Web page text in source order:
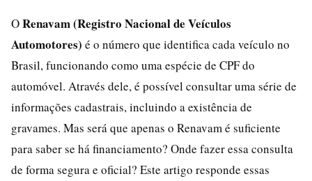
ORenavam (Registro Nacional de Veículos
Automotores) é o número que identifica cada veículo no
Brasil, funcionando como uma espécie de CPF do
automóvel. Através dele, é possível consultar uma série de
informações cadastrais, incluindo a existência de
gravames. Mas será que apenas o Renavam é suficiente
para saber se há financiamento? Onde fazer essa consulta
de forma segura e oficial? Este artigo responde essas